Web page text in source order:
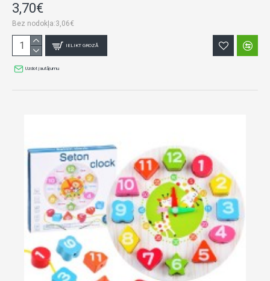
3,70€
Bez nodokļa:3,06€
IELIKT GROZĀ
Uzdot jautājumu